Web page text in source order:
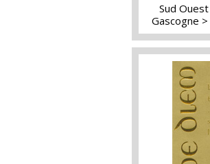
Sud Ouest
Gascogne